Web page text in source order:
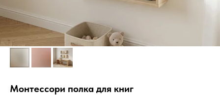
Монтессори полка для книг